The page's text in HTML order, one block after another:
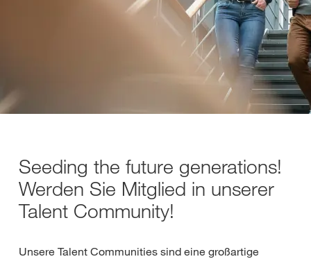
Seeding the future generations!
Werden Sie Mitglied in unserer
Talent Community!
Unsere Talent Communities sind eine großartige